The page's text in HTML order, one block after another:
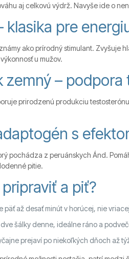
aj celkovú výdrž. Navyše ide o
klasika pre
ako prírodný stimulant. Zvyšuje
u mužov.
zemný –
prirodzenú produkciu
s
pochádza z peruánskych Ánd.
pitie.
a piť?
päť až desať minút v horúcej, nie
šálky denne, ideálne ráno a
prejaví po niekoľkých dňoch až